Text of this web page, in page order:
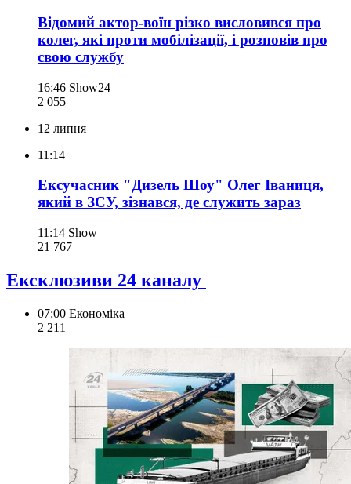
Відомий актор-воїн різко висловився про
колег, які проти мобілізації, і розповів про
свою службу
16:46 Show24
2 055
12 липня
11:14
Ексучасник "Дизель Шоу" Олег Іваниця,
який в ЗСУ, зізнався, де служить зараз
11:14 Show
21 767
Ексклюзиви 24 каналу
07:00 Економіка
2 211